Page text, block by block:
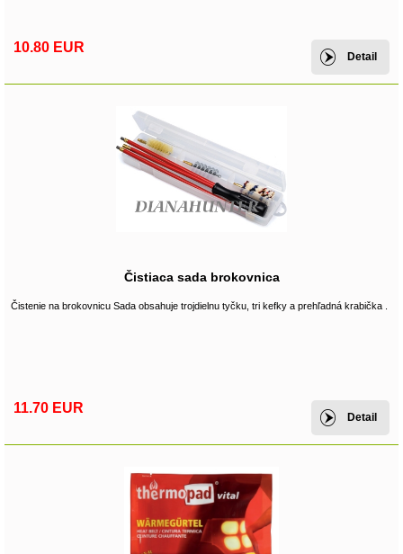
10.80 EUR
Detail
Čistiaca sada brokovnica
Čistenie na brokovnicu Sada obsahuje trojdielnu tyčku, tri kefky a prehľadná krabička .
11.70 EUR
Detail